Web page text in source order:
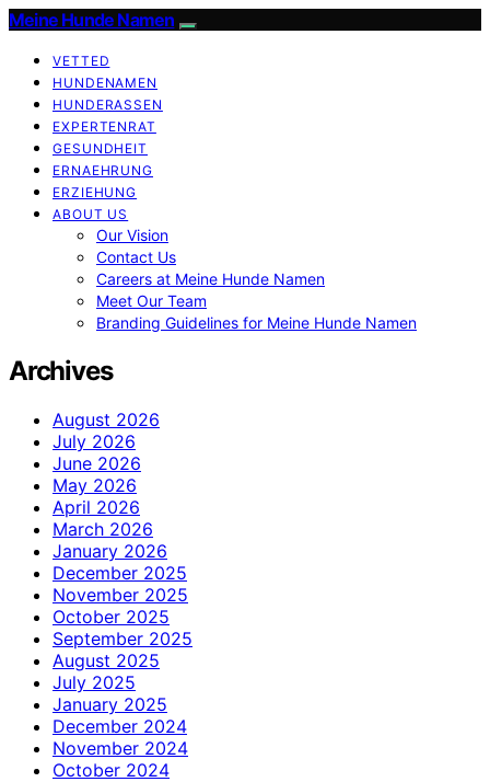
Meine Hunde Namen
VETTED
HUNDENAMEN
HUNDERASSEN
EXPERTENRAT
GESUNDHEIT
ERNAEHRUNG
ERZIEHUNG
ABOUT US
Our Vision
Contact Us
Careers at Meine Hunde Namen
Meet Our Team
Branding Guidelines for Meine Hunde Namen
Archives
August 2026
July 2026
June 2026
May 2026
April 2026
March 2026
January 2026
December 2025
November 2025
October 2025
September 2025
August 2025
July 2025
January 2025
December 2024
November 2024
October 2024